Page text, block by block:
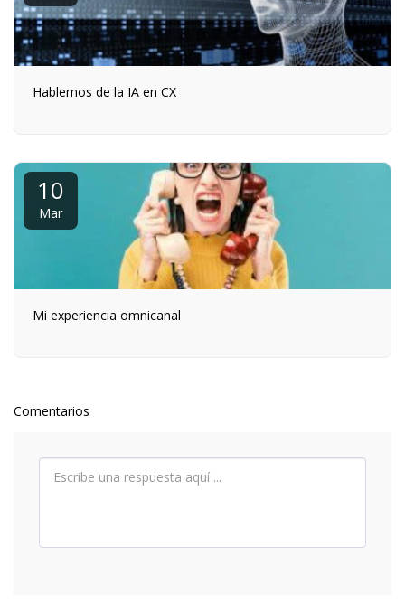
Hablemos de la IA en CX
10
Mar
Mi experiencia omnicanal
Comentarios